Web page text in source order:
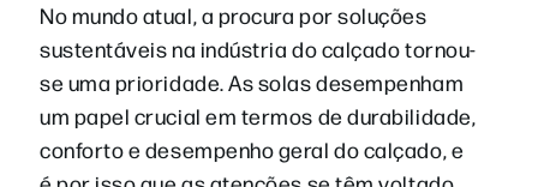
No mundo atual, a procura por soluções
sustentáveis na indústria do calçado tornou-
se uma prioridade. As solas desempenham
um papel crucial em termos de durabilidade,
conforto e desempenho geral do calçado, e